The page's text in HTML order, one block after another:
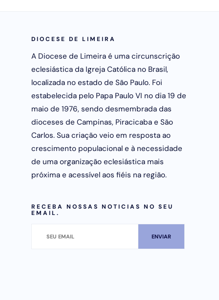
DIOCESE DE LIMEIRA
A Diocese de Limeira é uma circunscrição
eclesiástica da Igreja Católica no Brasil,
localizada no estado de São Paulo. Foi
estabelecida pelo Papa Paulo VI no dia 19 de
maio de 1976, sendo desmembrada das
dioceses de Campinas, Piracicaba e São
Carlos. Sua criação veio em resposta ao
crescimento populacional e à necessidade
de uma organização eclesiástica mais
próxima e acessível aos fiéis na região.
RECEBA NOSSAS NOTICIAS NO SEU
EMAIL.